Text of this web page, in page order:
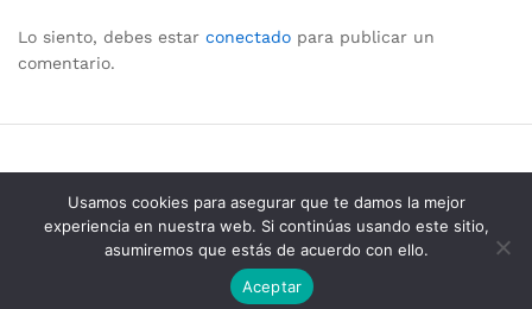
Lo siento, debes estar conectado para publicar un
comentario.
Grupo Consolidados de Electricos © 2025
Usamos cookies para asegurar que te damos la mejor
experiencia en nuestra web. Si continúas usando este sitio,
asumiremos que estás de acuerdo con ello.
Aceptar